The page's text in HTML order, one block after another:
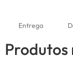
Entrega